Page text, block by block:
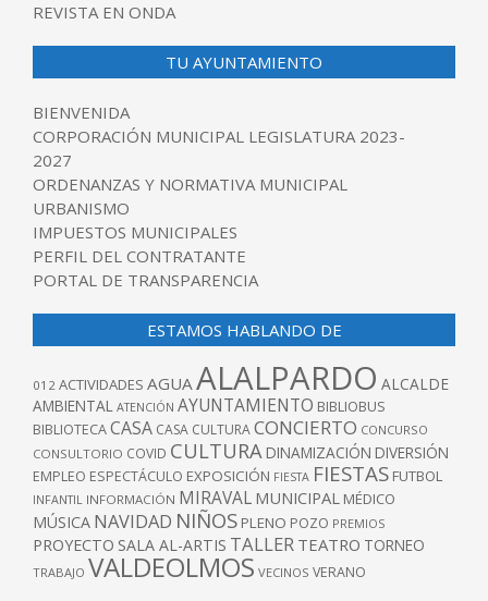
REVISTA EN ONDA
TU AYUNTAMIENTO
BIENVENIDA
CORPORACIÓN MUNICIPAL LEGISLATURA 2023-
2027
ORDENANZAS Y NORMATIVA MUNICIPAL
URBANISMO
IMPUESTOS MUNICIPALES
PERFIL DEL CONTRATANTE
PORTAL DE TRANSPARENCIA
ESTAMOS HABLANDO DE
012 ACTIVIDADES AGUAALALPARDO ALCALDE
AMBIENTAL ATENCIÓN AYUNTAMIENTO BIBLIOBUS
BIBLIOTECACASA CASA CULTURACONCIERTO CONCURSO
CONSULTORIO COVID CULTURA DINAMIZACIÓN DIVERSIÓN
EMPLEO ESPECTÁCULO EXPOSICIÓN FIESTA FIESTAS FUTBOL
INFANTIL INFORMACIÓN MIRAVAL MUNICIPAL MÉDICO
MÚSICA NAVIDAD NIÑOS PLENO POZO PREMIOS
PROYECTO SALA AL-ARTIS TALLER TEATRO TORNEO
TRABAJO VALDEOLMOS VECINOS VERANO